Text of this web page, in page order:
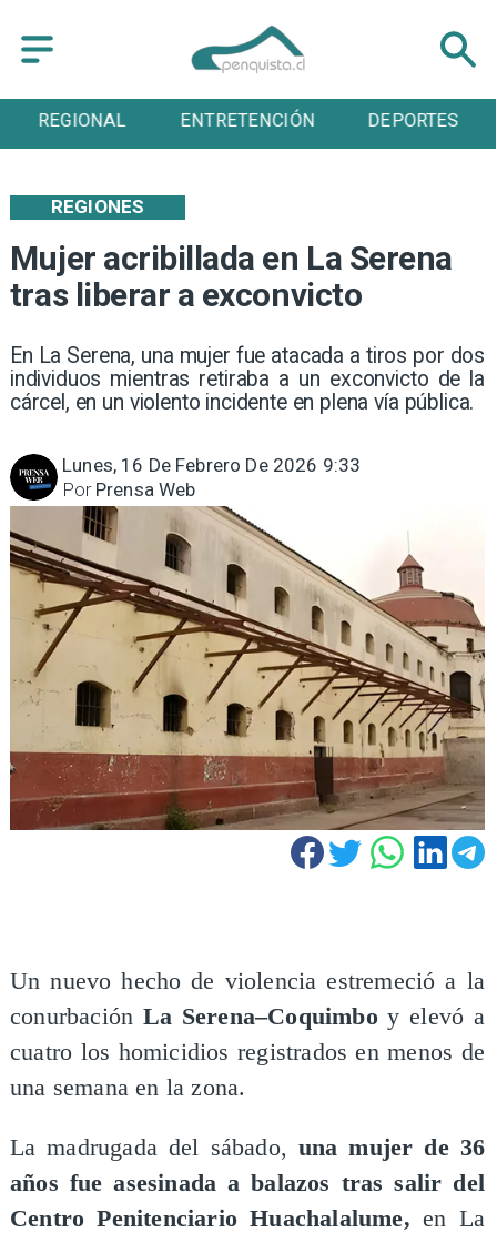
REGIONAL ENTRETENCIÓN DEPORTES
Mujer acribillada en La Serena
tras liberar a exconvicto
En La Serena, una mujer fue atacada a tiros por dos
individuos mientras retiraba a un exconvicto de la
cárcel, en un violento incidente en plena vía pública.
REGIONES
Lunes, 16 De Febrero De 2026 9:33
Prensa Web
Por
Un nuevo hecho de violencia estremeció a la
conurbación La Serena–Coquimboy elevó a
cuatro los homicidios registrados en menos de
una semana en la zona.
La madrugada del sábado, una mujer de 36
años fue asesinada a balazos tras salir del
Centro Penitenciario Huachalalume, en La